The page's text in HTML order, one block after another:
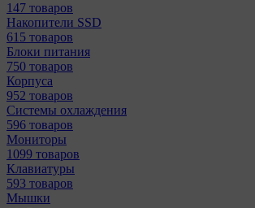
147 товаров
Накопители SSD
615 товаров
Блоки питания
750 товаров
Корпуса
952 товаров
Системы охлаждения
596 товаров
Мониторы
1099 товаров
Клавиатуры
593 товаров
Мышки